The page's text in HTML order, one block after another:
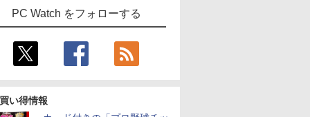
PC Watch をフォローする
い得情報